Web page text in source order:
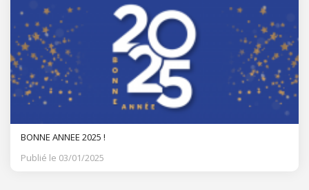
BONNE ANNEE 2025 !
Publié le 03/01/2025